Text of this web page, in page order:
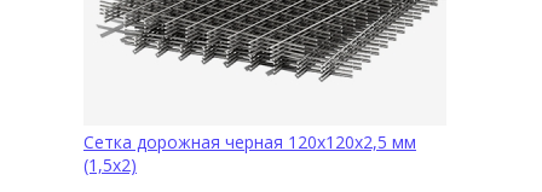
Сетка дорожная черная 120х120х2,5 мм
(1,5х2)